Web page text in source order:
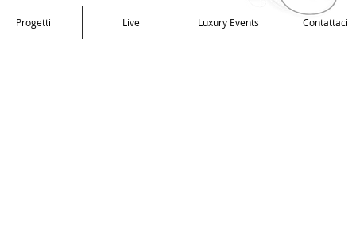
Progetti Live Luxury Events Contattaci